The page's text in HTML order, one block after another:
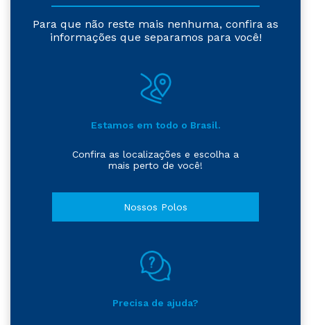
Para que não reste mais nenhuma, confira as
informações que separamos para você!
Estamos em todo o Brasil.
Confira as localizações e escolha a
mais perto de você!
Nossos Polos
Precisa de ajuda?